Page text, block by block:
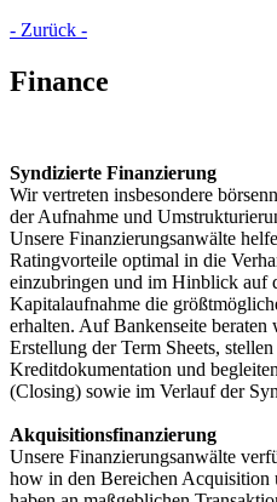
- Zurück -
Finance
Syndizierte Finanzierung
Wir vertreten insbesondere
der Aufnahme und
Unsere Finanzierungsanwälte
Ratingvorteile optimal in die
einzubringen und im Hinblick auf
Kapitalaufnahme die
erhalten. Auf Bankenseite
Erstellung der Term Sheets, stellen
Kreditdokumentation und
(Closing) sowie im Verlauf der
Akquisitionsfinanzierung
Unsere Finanzierungsanwälte
how in den Bereichen Acquisition